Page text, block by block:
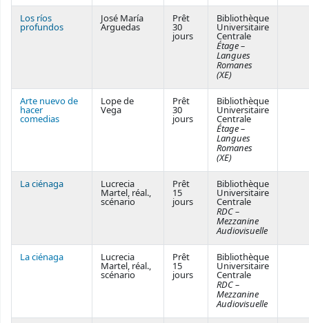
Los ríos
profundos
José María
Arguedas
Prêt
30
jours
Bibliothèque
Universitaire
Centrale
Étage –
Langues
Romanes
(XE)
Arte nuevo de
hacer
comedias
Lope de
Vega
Prêt
30
jours
Bibliothèque
Universitaire
Centrale
Étage –
Langues
Romanes
(XE)
La ciénaga Lucrecia
Martel, réal.,
scénario
Prêt
15
jours
Bibliothèque
Universitaire
Centrale
RDC –
Mezzanine
Audiovisuelle
La ciénaga Lucrecia
Martel, réal.,
scénario
Prêt
15
jours
Bibliothèque
Universitaire
Centrale
RDC –
Mezzanine
Audiovisuelle